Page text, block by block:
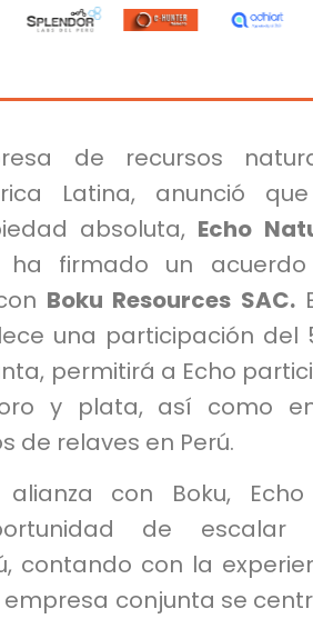
de recursos
Latina, anunció
absoluta, Echo
ha firmado un
Boku Resources SAC.
una participación del
permitirá a Echo
y plata, así como
de relaves en Perú.
con Boku,
de escalar
contando con la
empresa conjunta se